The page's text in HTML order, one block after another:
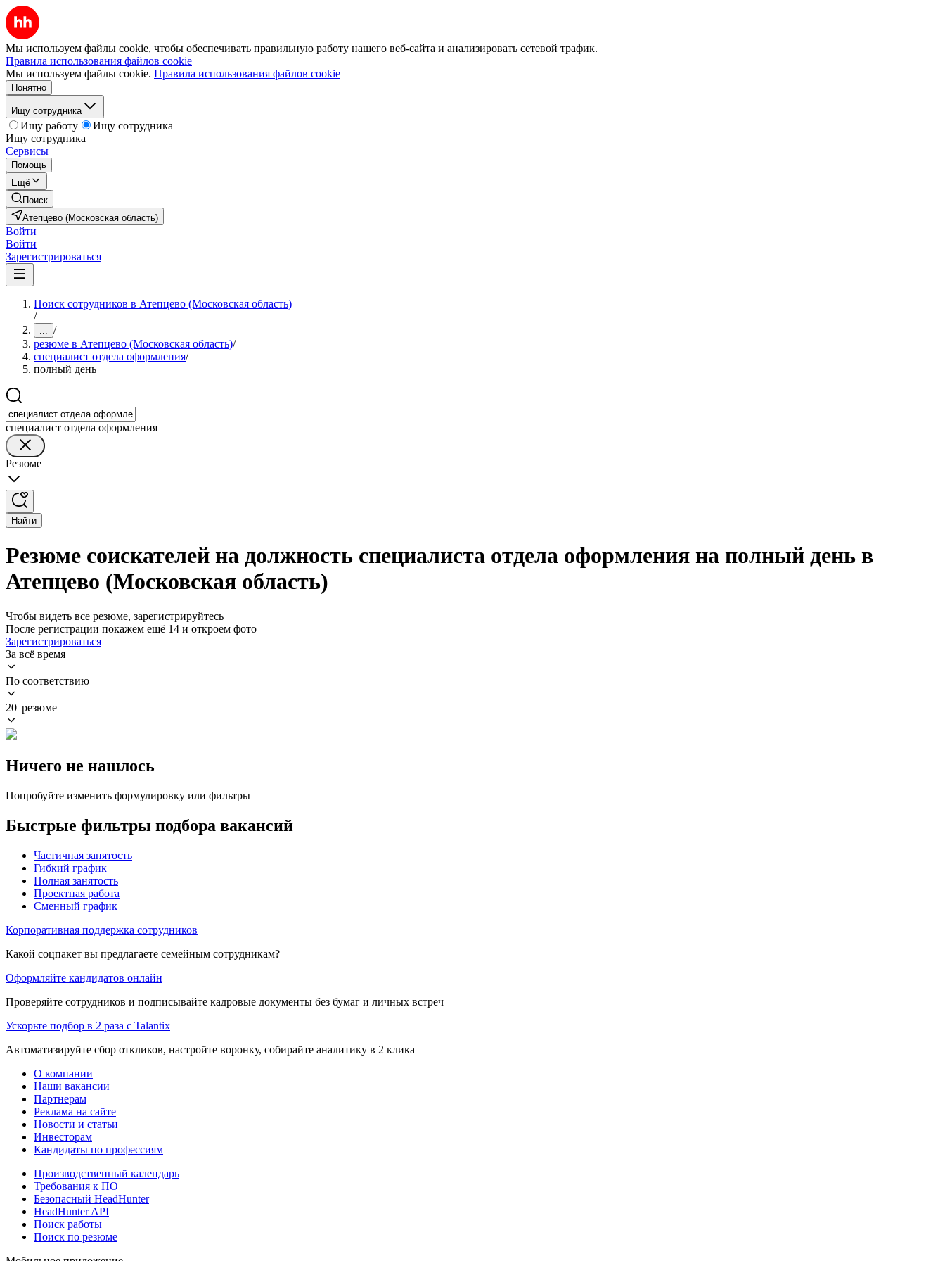
Мы используем файлы cookie, чтобы обеспечивать правильную работу нашего веб-сайта и анализировать сетевой трафик.
Правила использования файлов cookie
Мы используем файлы cookie. Правила использования файлов cookie
Понятно
Ищу сотрудника
Ищу работу
Ищу сотрудника
Ищу сотрудника
Сервисы
Помощь
Ещё
Поиск
Атепцево (Московская область)
Войти
Войти
Зарегистрироваться
Поиск сотрудников в Атепцево (Московская область)
/
... /
резюме в Атепцево (Московская область)/
специалист отдела оформления/
полный день
специалист отдела оформления
Резюме
Найти
Резюме соискателей на должность специалиста отдела оформления на полный день в
Атепцево (Московская область)
Чтобы видеть все резюме, зарегистрируйтесь
После регистрации покажем ещё 14 и откроем фото
Зарегистрироваться
За всё время
По соответствию
20 резюме
Ничего не нашлось
Попробуйте изменить формулировку или фильтры
Быстрые фильтры подбора вакансий
Частичная занятость
Гибкий график
Полная занятость
Проектная работа
Сменный график
Корпоративная поддержка сотрудников
Какой соцпакет вы предлагаете семейным сотрудникам?
Оформляйте кандидатов онлайн
Проверяйте сотрудников и подписывайте кадровые документы без бумаг и личных встреч
Ускорьте подбор в 2 раза с Talantix
Автоматизируйте сбор откликов, настройте воронку, собирайте аналитику в 2 клика
О компании
Наши вакансии
Партнерам
Реклама на сайте
Новости и статьи
Инвесторам
Кандидаты по профессиям
Производственный календарь
Требования к ПО
Безопасный HeadHunter
HeadHunter API
Поиск работы
Поиск по резюме